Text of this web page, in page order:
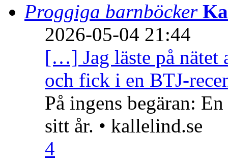
Proggiga barnböcker
2026-05-04 21:44
[…] Jag läste på nätet
och fick i en BTJ-
På ingens begäran:
sitt år. • kallelind.se
4